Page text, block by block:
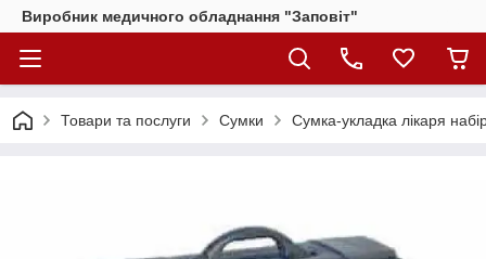
Виробник медичного обладнання "Заповіт"
Товари та послуги Сумки Сумка-укладка лікаря